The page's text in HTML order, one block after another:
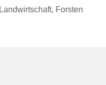
Forsten